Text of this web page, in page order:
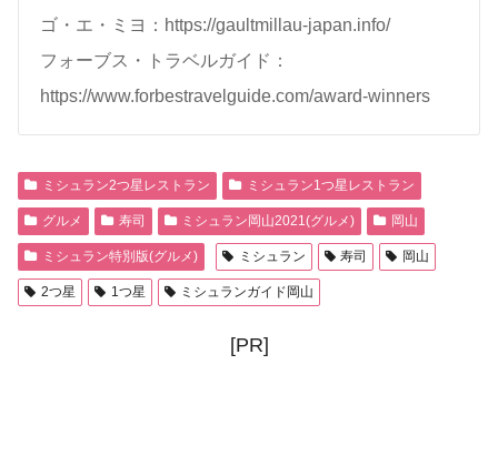
ゴ・エ・ミヨ：https://gaultmillau-japan.info/
フォーブス・トラベルガイド：
https://www.forbestravelguide.com/award-winners
ミシュラン2つ星レストラン ミシュラン1つ星レストラン
グルメ 寿司 ミシュラン岡山2021(グルメ) 岡山
ミシュラン特別版(グルメ) ミシュラン 寿司 岡山
2つ星 1つ星 ミシュランガイド岡山
[PR]